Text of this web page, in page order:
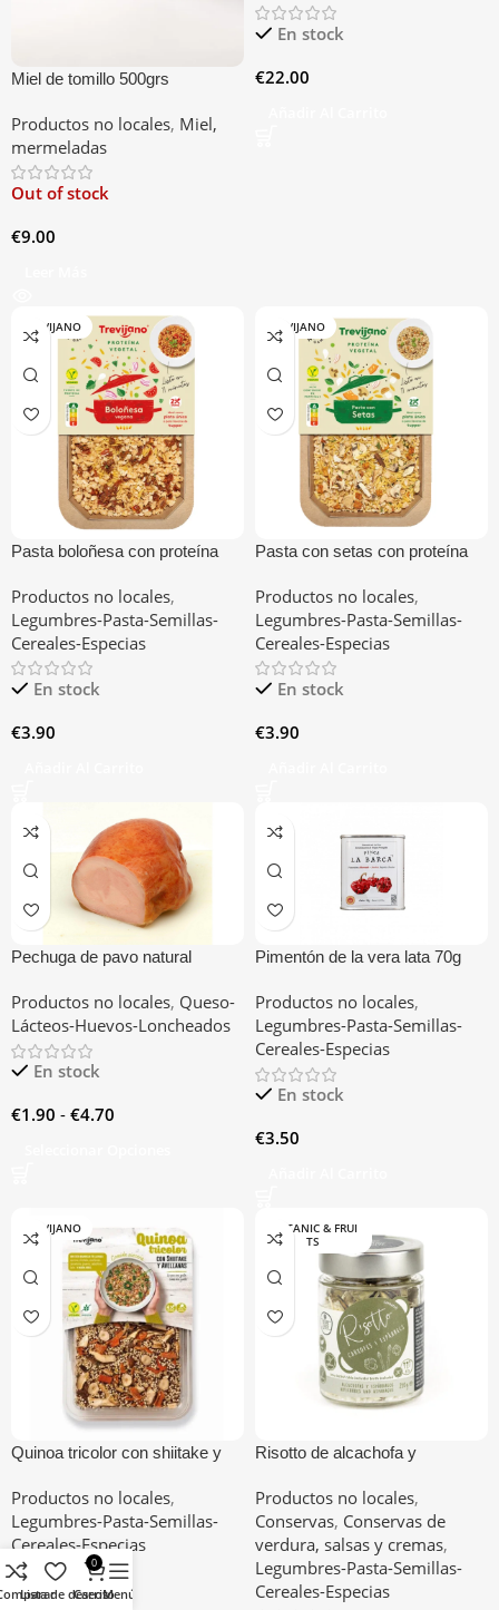
Miel de tomillo 500grs
Productos no locales, Miel,
mermeladas
Out of stock
€9.00
En stock
€22.00
TREVIJANO
Pasta boloñesa con proteína
Productos no locales,
Legumbres-Pasta-Semillas-
Cereales-Especias
En stock
€3.90
TREVIJANO
Pasta con setas con proteína
Productos no locales,
Legumbres-Pasta-Semillas-
Cereales-Especias
En stock
€3.90
Pechuga de pavo natural
Productos no locales, Queso-
Lácteos-Huevos-Loncheados
En stock
€1.90 - €4.70
Pimentón de la vera lata 70g
Productos no locales,
Legumbres-Pasta-Semillas-
Cereales-Especias
En stock
€3.50
TREVIJANO
Quinoa tricolor con shiitake y
Productos no locales,
Legumbres-Pasta-Semillas-
Cereales-Especias
En stock
BOTANIC & FRUI
TS
Risotto de alcachofa y
Productos no locales,
Conservas, Conservas de
verdura, salsas y cremas,
Legumbres-Pasta-Semillas-
Cereales-Especias
Lista de deseos
0
CarritoMenú